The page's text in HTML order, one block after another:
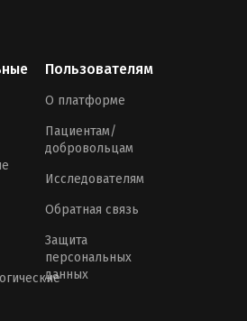
Пользователям
О платформе
Пациентам/
добровольцам
Исследователям
Обратная связь
Защита
персональных
данных